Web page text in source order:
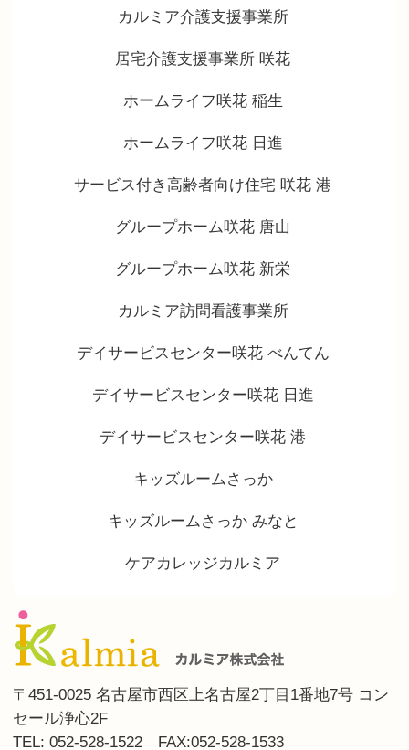
カルミア介護支援事業所
居宅介護支援事業所 咲花
ホームライフ咲花 稲生
ホームライフ咲花 日進
サービス付き高齢者向け住宅 咲花 港
グループホーム咲花 唐山
グループホーム咲花 新栄
カルミア訪問看護事業所
デイサービスセンター咲花 べんてん
デイサービスセンター咲花 日進
デイサービスセンター咲花 港
キッズルームさっか
キッズルームさっか みなと
ケアカレッジカルミア
〒451-0025 名古屋市西区上名古屋2丁目1番地7号 コン
セール浄心2F
TEL: 052-528-1522 FAX:052-528-1533